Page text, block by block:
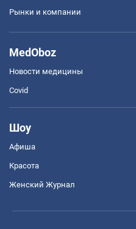
Рынки и компании
MedOboz
Новости медицины
Covid
Шоу
Афиша
Красота
Женский Журнал